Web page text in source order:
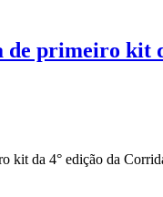
de primeiro
kit da 4° edição da